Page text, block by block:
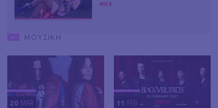
#ΝΕΑ
ΜΟΥΣΙΚΗ
20 MAR 11 FEB